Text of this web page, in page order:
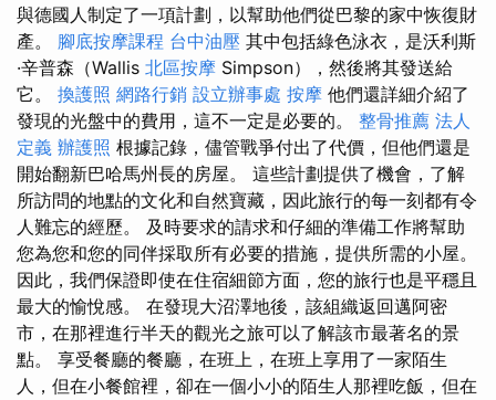
與德國人制定了一項計劃，以幫助他們從巴黎的家中恢復財
產。 腳底按摩課程 台中油壓 其中包括綠色泳衣，是沃利斯
·辛普森（Wallis 北區按摩 Simpson），然後將其發送給
它。 換護照 網路行銷 設立辦事處 按摩 他們還詳細介紹了
發現的光盤中的費用，這不一定是必要的。 整骨推薦 法人
定義 辦護照 根據記錄，儘管戰爭付出了代價，但他們還是
開始翻新巴哈馬州長的房屋。 這些計劃提供了機會，了解
所訪問的地點的文化和自然寶藏，因此旅行的每一刻都有令
人難忘的經歷。 及時要求的請求和仔細的準備工作將幫助
您為您和您的同伴採取所有必要的措施，提供所需的小屋。
因此，我們保證即使在住宿細節方面，您的旅行也是平穩且
最大的愉悅感。 在發現大沼澤地後，該組織返回邁阿密
市，在那裡進行半天的觀光之旅可以了解該市最著名的景
點。 享受餐廳的餐廳，在班上，在班上享用了一家陌生
人，但在小餐館裡，卻在一個小小的陌生人那裡吃飯，但在